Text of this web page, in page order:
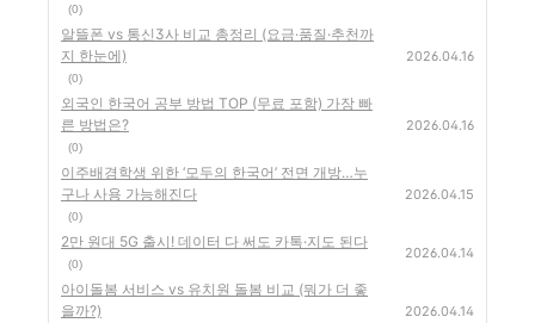
(0)
알뜰폰 vs 통신3사 비교 총정리 (요금·품질·추천까
지 한눈에)
(0)
2026.04.16
외국인 한국어 공부 방법 TOP (무료 포함) 가장 빠
른 방법은?
(0)
2026.04.16
이주배경학생 위한 ‘모두의 한국어’ 전면 개방…누
구나 사용 가능해진다
(0)
2026.04.15
2만 원대 5G 출시! 데이터 다 써도 카톡·지도 된다
(0)
2026.04.14
아이돌봄 서비스 vs 유치원 돌봄 비교 (뭐가 더 좋
을까?)
2026.04.14